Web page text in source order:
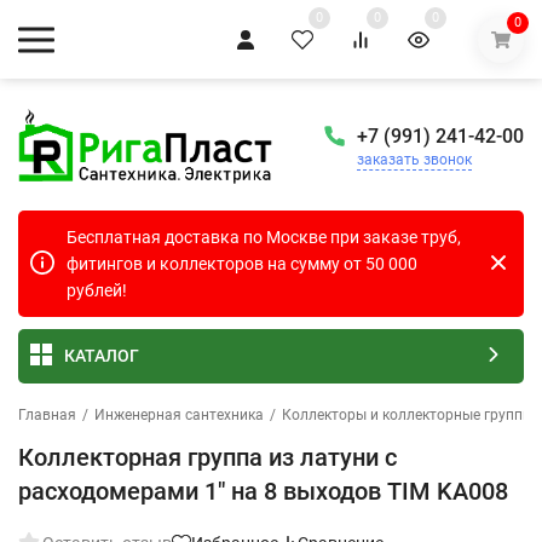
0 0 0 0
+7 (991) 241-42-00
заказать звонок
Бесплатная доставка по Москве при заказе труб,
фитингов и коллекторов на сумму от 50 000
рублей!
КАТАЛОГ
Главная / Инженерная сантехника / Коллекторы и коллекторные группы
Коллекторная группа из латуни с
расходомерами 1" на 8 выходов TIM KA008